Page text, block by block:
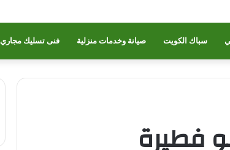
سباك الكويت صيانة وخدمات منزلية فنى تسليك مجاري
فطيرة